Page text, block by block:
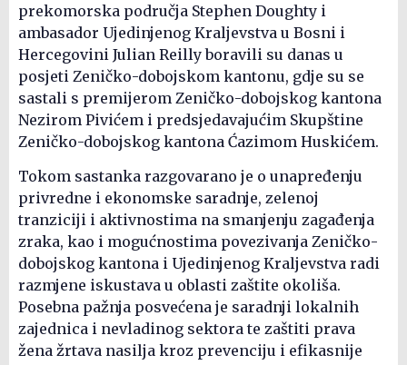
prekomorska područja Stephen Doughty i
ambasador Ujedinjenog Kraljevstva u Bosni i
Hercegovini Julian Reilly boravili su danas u
posjeti Zeničko-dobojskom kantonu, gdje su se
sastali s premijerom Zeničko-dobojskog kantona
Nezirom Pivićem i predsjedavajućim Skupštine
Zeničko-dobojskog kantona Ćazimom Huskićem.
Tokom sastanka razgovarano je o unapređenju
privredne i ekonomske saradnje, zelenoj
tranziciji i aktivnostima na smanjenju zagađenja
zraka, kao i mogućnostima povezivanja Zeničko-
dobojskog kantona i Ujedinjenog Kraljevstva radi
razmjene iskustava u oblasti zaštite okoliša.
Posebna pažnja posvećena je saradnji lokalnih
zajednica i nevladinog sektora te zaštiti prava
žena žrtava nasilja kroz prevenciju i efikasnije